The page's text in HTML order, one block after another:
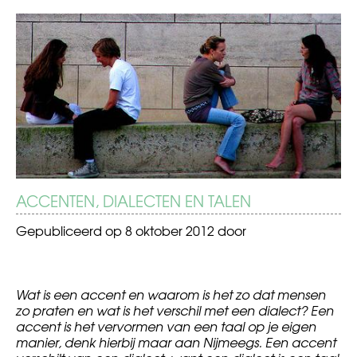
ACCENTEN, DIALECTEN EN TALEN
Gepubliceerd op8 oktober 2012 door
Wat is een accent en waarom is het zo dat mensen
zo praten en wat is het verschil met een dialect? Een
accent is het vervormen van een taal op je eigen
manier, denk hierbij maar aan Nijmeegs. Een accent
BERICHT
NAVIGATIE
Nominaties
Televizier-
Ring
2012
bekend
De
betrouwbaarheid
van
internet